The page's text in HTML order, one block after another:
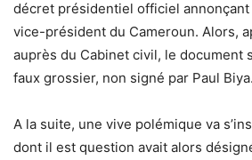
décret présidentiel officiel annonçant
vice-président du Cameroun. Alors,
auprès du Cabinet civil, le document
faux grossier, non signé par Paul Biya.
A la suite, une vive polémique va
dont il est question avait alors